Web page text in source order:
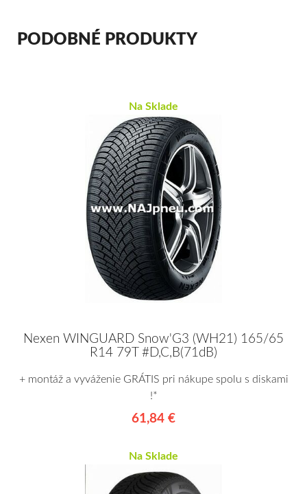
PODOBNÉ PRODUKTY
Na Sklade
Nexen WINGUARD Snow'G3 (WH21) 165/65
R14 79T #D,C,B(71dB)
+ montáž a vyváženie GRÁTIS pri nákupe spolu s diskami
!*
61,84 €
Na Sklade